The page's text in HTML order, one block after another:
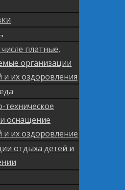
платные,
организации
и их оздоровления
оснащение
и их оздоровление
отдыха детей и